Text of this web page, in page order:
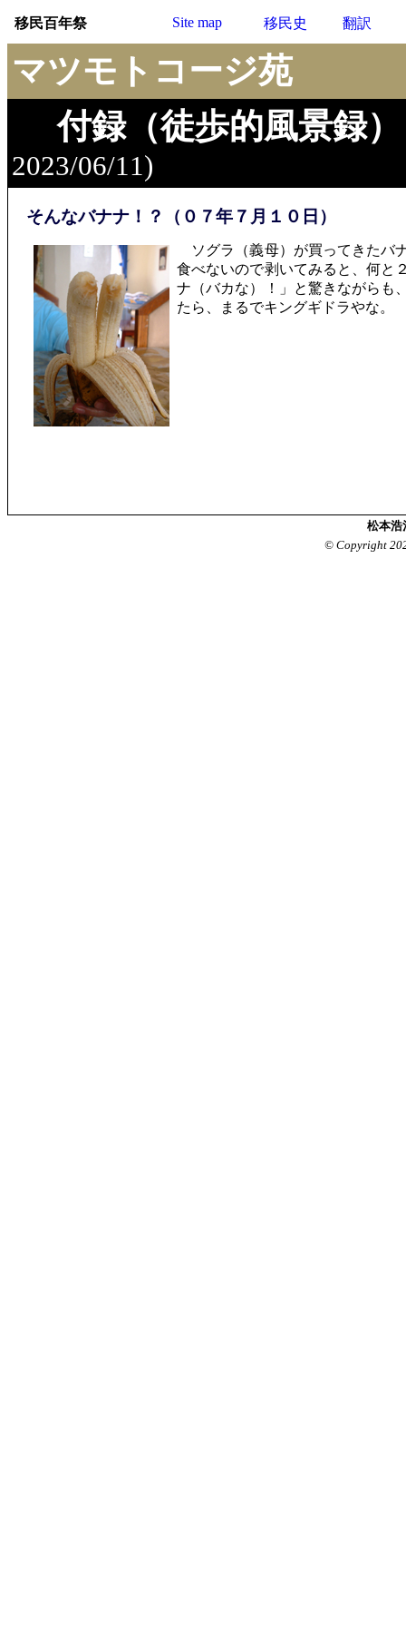
移民百年祭 Site map 移民史 翻訳
マツモトコージ苑
付録（徒歩的風景録）
2023/06/11)
そんなバナナ！？（０７年７月１０日）
ソグラ（義母）が買ってきたバ
食べないので剥いてみると、何と
ナ（バカな）！」と驚きながらも
たら、まるでキングギドラやな。
松本
© Copyright